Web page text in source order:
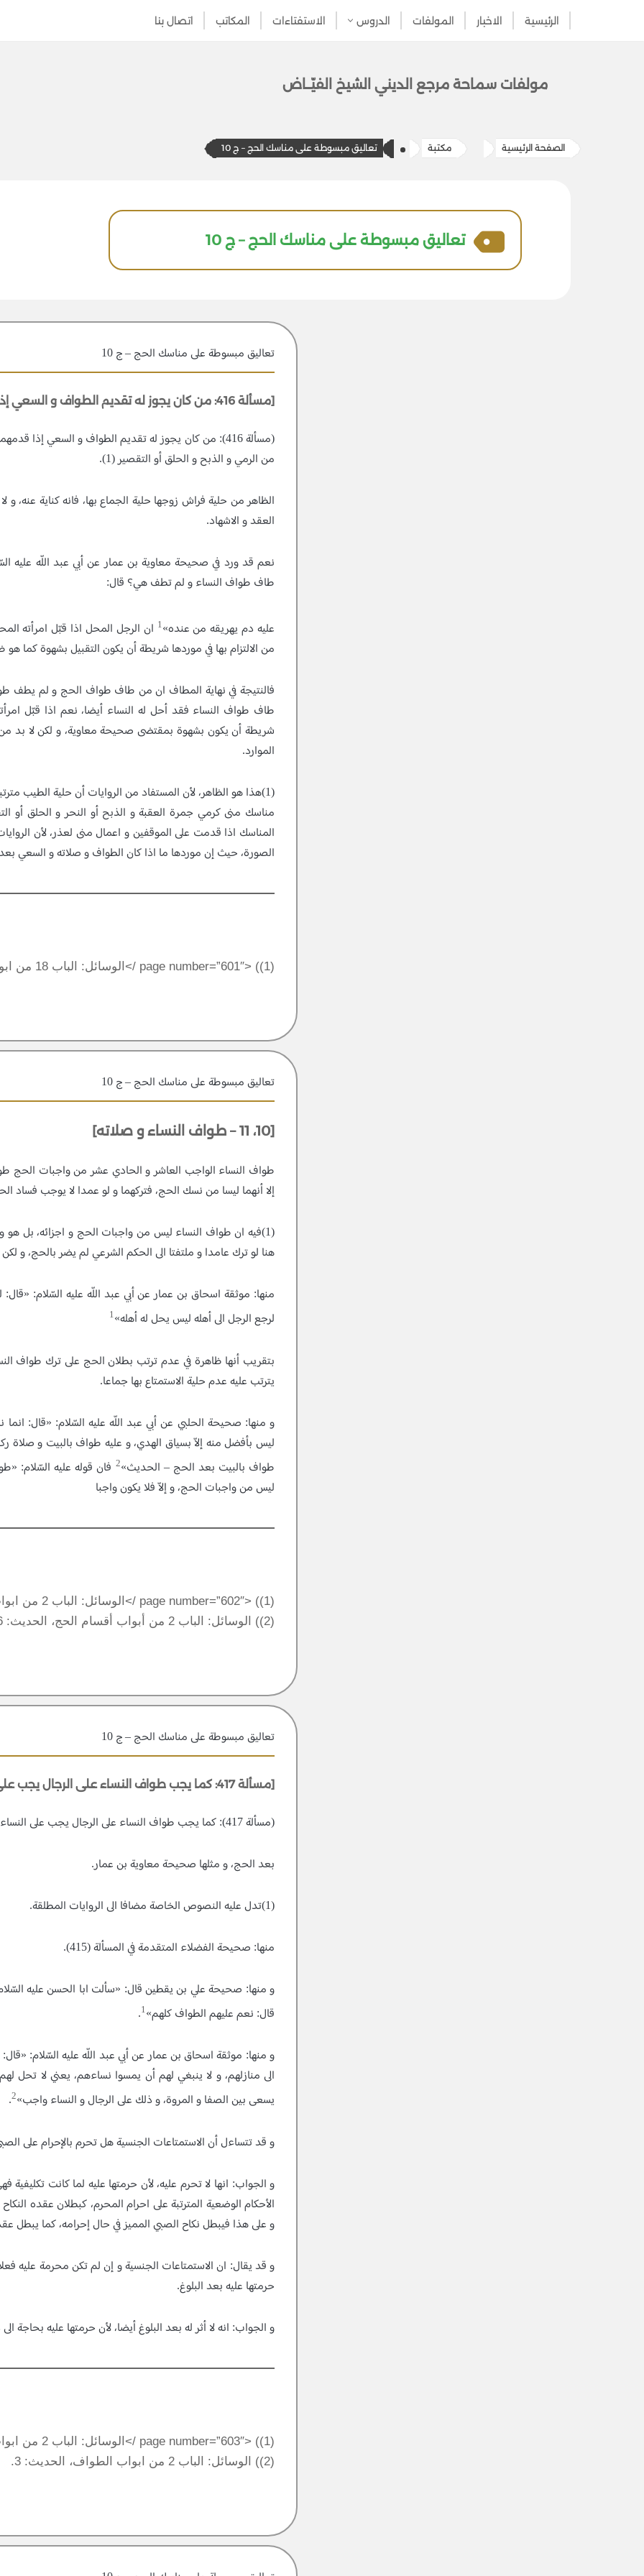
الرئيسية الاخبار المولفات الدروس الاستفتاءات المكاتب اتصال بنا
مولفات سماحة مرج​ع الديني الشيخ الفيّــاض
الصفحة الرئيسية مكتبة تعاليق مبسوطة علی مناسك الحج – ج 10
تعاليق مبسوطة علی مناسك الحج – ج 10
تعاليق مبسوطة علی مناسك الحج – ج 10
[مسألة 416: من كان يجوز له تقديم الطواف و السعي إذا قدمهما على الوقوفين لا يحل له الطيب]
(مسألة 416): من كان يجوز له تقديم الطواف و السعي إذا
من الرمي و الذبح و الحلق أو التقصير (1).
الظاهر من حلية فراش زوجها حلية الجماع بها، فانه كناية عنه،
العقد و الاشهاد.
نعم قد ورد في صحيحة معاوية بن عمار عن أبي عبد اللّه عليه
طاف طواف النساء و لم تطف هي‌؟ قال:
عليه دم يهريقه من عنده»1 ان الرجل المحل اذا قبّل امرأته
من الالتزام بها في موردها شريطة أن يكون التقبيل بشهوة كما هو
فالنتيجة في نهاية المطاف ان من طاف طواف الحج و لم يطف
طاف طواف النساء فقد أحل له النساء أيضا، نعم اذا قبّل
شريطة أن يكون بشهوة بمقتضى صحيحة معاوية، و لكن لا بد من
الموارد.
(1)هذا هو الظاهر، لأن المستفاد من الروايات أن حلية الطيب
مناسك منى كرمي جمرة العقبة و الذبح أو النحر و الحلق أو
المناسك اذا قدمت على الموقفين و اعمال منى لعذر، لأن
الصورة، حيث إن موردها ما اذا كان الطواف و صلاته و السعي
(1)) <page number=”601″ />الوسائل: الباب 18 من ابواب كفارات الاستمتاع، الحديث: 2.
تعاليق مبسوطة علی مناسك الحج – ج 10
[10، 11 – طواف النساء و صلاته]
إلا أنهما ليسا من نسك الحج، فتركهما و لو عمدا لا يوجب فساد
(1)فيه ان طواف النساء ليس من واجبات الحج و اجزائه، بل
هنا لو ترك عامدا و ملتفتا الى الحكم الشرعي لم يضر بالحج، و
منها: موثقة اسحاق بن عمار عن أبي عبد اللّه عليه السّلام:
لرجع الرجل الى أهله ليس يحل له أهله»1
بتقريب أنها ظاهرة في عدم ترتب بطلان الحج على ترك طواف
يترتب عليه عدم حلية الاستمتاع بها جماعا.
و منها: صحيحة الحلبي عن أبي عبد اللّه عليه السّلام: «قال:
ليس بأفضل منه إلاّ بسياق الهدي، و عليه طواف بالبيت و
طواف بالبيت بعد الحج – الحديث»2 فان قوله عليه السّلام:
ليس من واجبات الحج، و إلاّ فلا يكون واجبا
(1)) <page number=”602″ />الوسائل: الباب 2 من ابواب الطواف، الحديث: 2.
(2)) الوسائل: الباب 2 من أبواب أقسام الحج، الحديث: 6.
تعاليق مبسوطة علی مناسك الحج – ج 10
[مسألة 417: كما يجب طواف النساء على الرجال يجب على النساء]
(مسألة 417): كما يجب طواف النساء على الرجال يجب على النساء (1)،
بعد الحج، و مثلها صحيحة معاوية بن عمار.
(1)تدل عليه النصوص الخاصة مضافا الى الروايات المطلقة.
منها: صحيحة الفضلاء المتقدمة في المسألة (415).
و منها: صحيحة علي بن يقطين قال: «سألت ابا الحسن عليه
قال: نعم عليهم الطواف كلهم»1
.
و منها: موثقة اسحاق بن عمار عن أبي عبد اللّه عليه السّلام:
الى منازلهم، و لا ينبغي لهم أن يمسوا نساءهم، يعني لا تحل
يسعى بين الصفا و المروة، و ذلك على الرجال و النساء واجب»2
.
و قد تتساءل أن الاستمتاعات الجنسية هل تحرم بالإحرام على
و الجواب: انها لا تحرم عليه، لأن حرمتها عليه لما كانت
الأحكام الوضعية المترتبة على احرام المحرم، كبطلان عقده
و على هذا فيبطل نكاح الصبي المميز في حال إحرامه، كما يبطل
و قد يقال: ان الاستمتاعات الجنسية و إن لم تكن محرمة عليه فعلا،
حرمتها عليه بعد البلوغ.
و الجواب: انه لا أثر له بعد البلوغ أيضا، لأن حرمتها عليه بحاجة
(1)) <page number=”603″ />الوسائل: الباب 2 من ابواب الطواف، الحديث: 1.
(2)) الوسائل: الباب 2 من ابواب الطواف، الحديث: 3.